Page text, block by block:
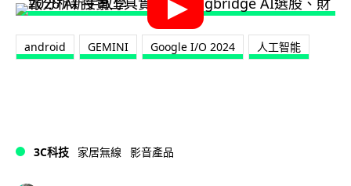
android GEMINI Google I/O 2024 人工智能
3C科技 家居無線 影音產品